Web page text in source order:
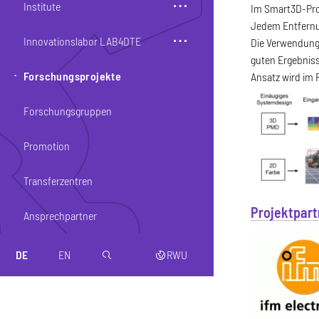
Institute
Innovationslabor LAB4DTE
Forschungsprojekte
Forschungsgruppen
Promotion
Transferzentren
Ansprechpartner
DE EN magnifier webRWU
Im Smart3D-
Jedem
Die
guten
Ansatz wird im